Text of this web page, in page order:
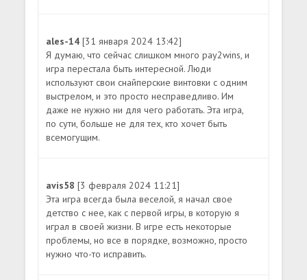
ales-14[31 января 2024 13:42]
Я думаю, что сейчас слишком много pay2wins, и
игра перестала быть интересной. Люди
используют свои снайперские винтовки с одним
выстрелом, и это просто несправедливо. Им
даже не нужно ни для чего работать. Эта игра,
по сути, больше не для тех, кто хочет быть
всемогущим.
avis58[3 февраля 2024 11:21]
Эта игра всегда была веселой, я начал свое
детство с нее, как с первой игры, в которую я
играл в своей жизни. В игре есть некоторые
проблемы, но все в порядке, возможно, просто
нужно что-то исправить.